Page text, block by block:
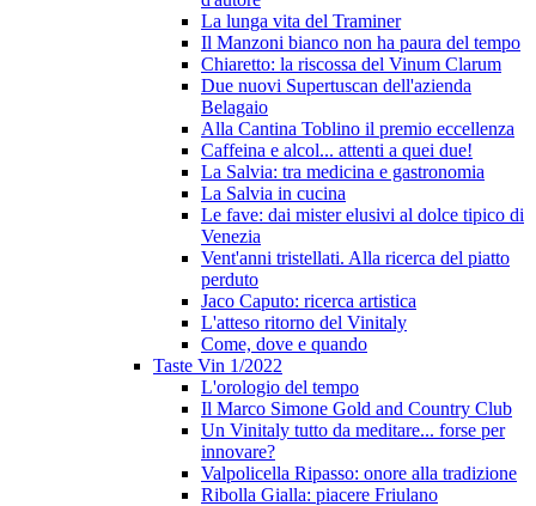
La lunga vita del Traminer
Il Manzoni bianco non ha paura del tempo
Chiaretto: la riscossa del Vinum Clarum
Due nuovi Supertuscan dell'azienda
Belagaio
Alla Cantina Toblino il premio eccellenza
Caffeina e alcol... attenti a quei due!
La Salvia: tra medicina e gastronomia
La Salvia in cucina
Le fave: dai mister elusivi al dolce tipico di
Venezia
Vent'anni tristellati. Alla ricerca del piatto
perduto
Jaco Caputo: ricerca artistica
L'atteso ritorno del Vinitaly
Come, dove e quando
Taste Vin 1/2022
L'orologio del tempo
Il Marco Simone Gold and Country Club
Un Vinitaly tutto da meditare... forse per
innovare?
Valpolicella Ripasso: onore alla tradizione
Ribolla Gialla: piacere Friulano